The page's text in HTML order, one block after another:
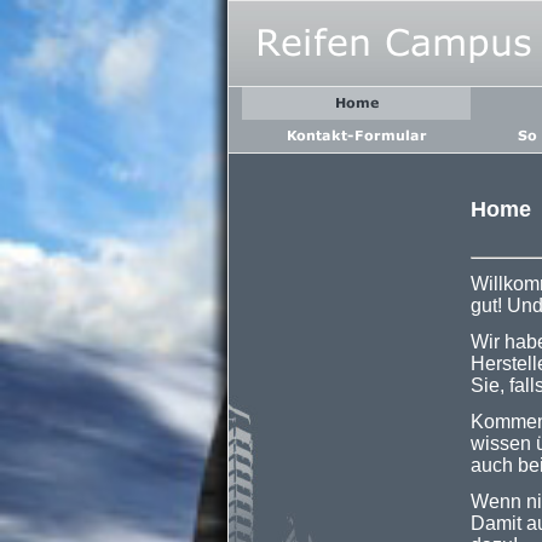
Home
gut!
Wir
Sie,
wissen
auch
Wenn
Damit